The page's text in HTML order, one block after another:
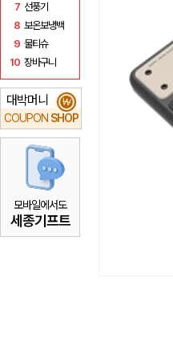
7 선풍기
8 보온보냉백
9 물티슈
10 장바구니
대박머니
COUPON SHOP
₩
모바일에서도
세종기프트